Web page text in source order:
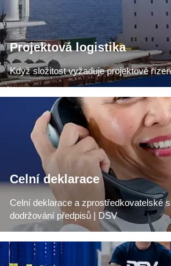
Projektová logistika
Když složitost vyžaduje projektově
Celní deklarace
Celní deklarace a zprostředkovatelské
dodržování předpisů | DSV